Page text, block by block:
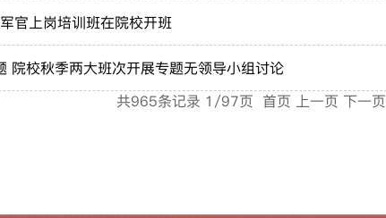
官上岗培训班在院校开班
院校秋季两大班次开展专题无领导小组讨论
共965条记录 1/97页 首页 上一页 下一页